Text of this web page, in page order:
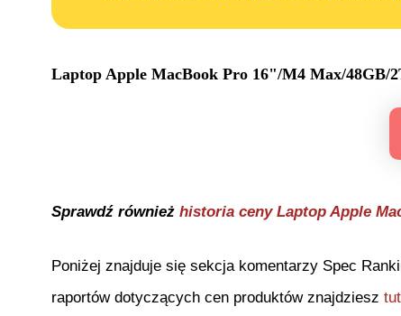
Laptop Apple MacBook Pro 16"/M4 Max/48GB/
Sprawdź również historia ceny Laptop Apple
Poniżej znajduje się sekcja komentarzy Spec
raportów dotyczących cen produktów znajdziesz